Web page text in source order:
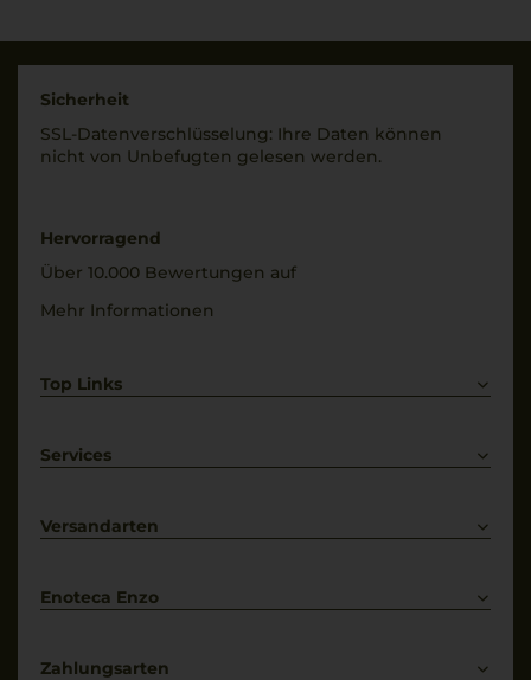
Sicherheit
SSL-Daten­verschlüs­selung: Ihre Daten können
nicht von Unbe­fugten gelesen werden.
Hervorragend
Über 10.000 Bewertungen auf
Mehr Informationen
Top Links
Weißwein
Services
Kontakt
Versandarten
Enoteca Enzo
Bewertungs-Richtlinien
Zahlungsarten